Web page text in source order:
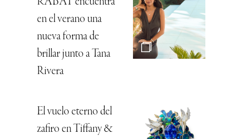
en el verano una
nueva forma de
brillar junto a Tana
Rivera
El vuelo eterno del
zafiro en Tiffany &